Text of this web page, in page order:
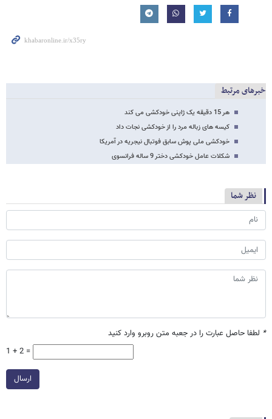
خبرهای مرتبط
هر 15 دقیقه یک ژاپنی خودکشی می کند
کیسه های زباله مرد را از خودکشی نجات داد
خودکشی ملی پوش سابق فوتبال نیجریه در آمریکا
شکلات عامل خودکشی دختر 9 ساله فرانسوی
نظر شما
* لطفا حاصل عبارت را در جعبه متن روبرو وارد کنید
1 + 2 =
ارسال